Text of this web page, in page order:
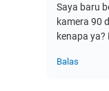
Saya baru
kamera 90
kenapa
Balas